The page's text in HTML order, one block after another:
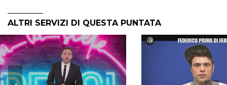
ALTRI SERVIZI DI QUESTA PUNTATA